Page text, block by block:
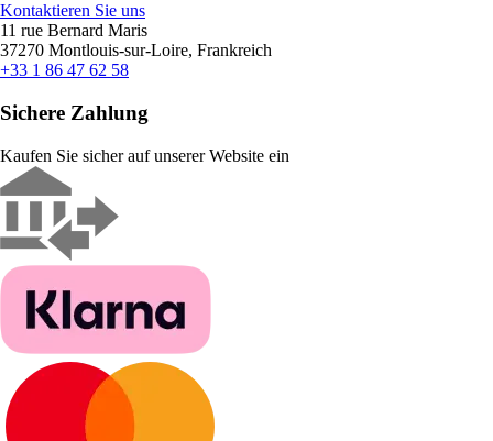
Kontaktieren Sie uns
11 rue Bernard Maris
37270 Montlouis-sur-Loire, Frankreich
+33 1 86 47 62 58
Sichere Zahlung
Kaufen Sie sicher auf unserer Website ein